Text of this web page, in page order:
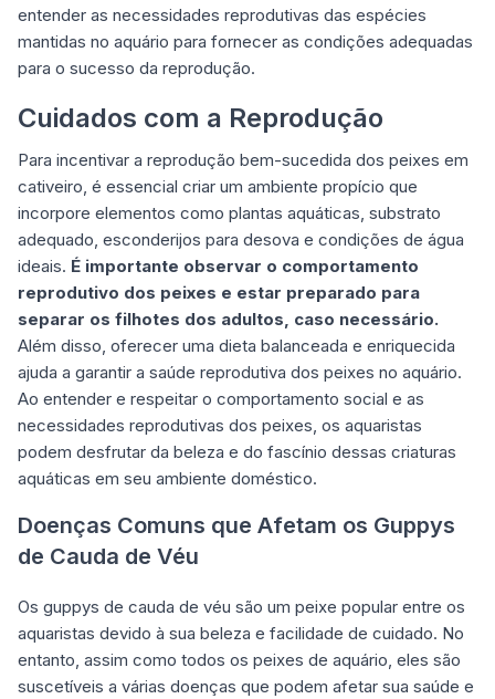
entender as necessidades reprodutivas das espécies
mantidas no aquário para fornecer as condições adequadas
para o sucesso da reprodução.
Cuidados com a Reprodução
Para incentivar a reprodução bem-sucedida dos peixes em
cativeiro, é essencial criar um ambiente propício que
incorpore elementos como plantas aquáticas, substrato
adequado, esconderijos para desova e condições de água
ideais. É importante observar o comportamento
reprodutivo dos peixes e estar preparado para
separar os filhotes dos adultos, caso necessário.
Além disso, oferecer uma dieta balanceada e enriquecida
ajuda a garantir a saúde reprodutiva dos peixes no aquário.
Ao entender e respeitar o comportamento social e as
necessidades reprodutivas dos peixes, os aquaristas
podem desfrutar da beleza e do fascínio dessas criaturas
aquáticas em seu ambiente doméstico.
Doenças Comuns que Afetam os Guppys
de Cauda de Véu
Os guppys de cauda de véu são um peixe popular entre os
aquaristas devido à sua beleza e facilidade de cuidado. No
entanto, assim como todos os peixes de aquário, eles são
suscetíveis a várias doenças que podem afetar sua saúde e